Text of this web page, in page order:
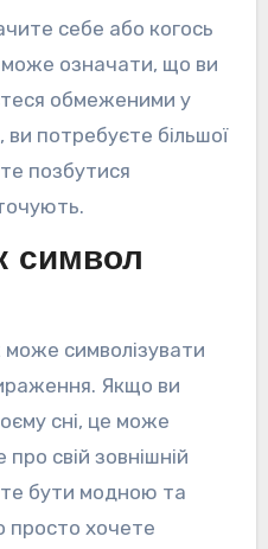
себе або когось
може означати, що ви
обмеженими у
потребуєте більшої
позбутися
символ
символізувати
Якщо ви
сні, це може
свій зовнішній
бути модною та
хочете